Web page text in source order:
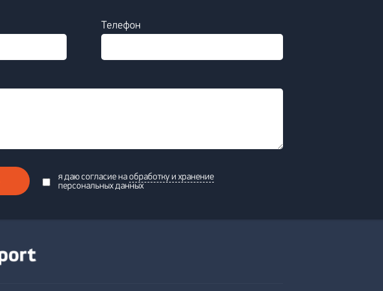
Телефон
я даю согласие наобработку и хранение
персональных данных